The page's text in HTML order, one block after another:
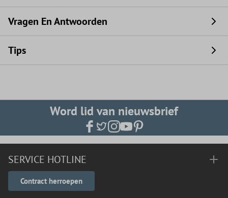
Vragen En Antwoorden
Tips
Word lid van nieuwsbrief
SERVICE HOTLINE
Contract herroepen